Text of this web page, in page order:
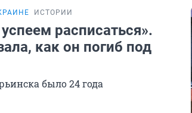
ИСТОРИИ
расписаться».
как он погиб под
было 24 года